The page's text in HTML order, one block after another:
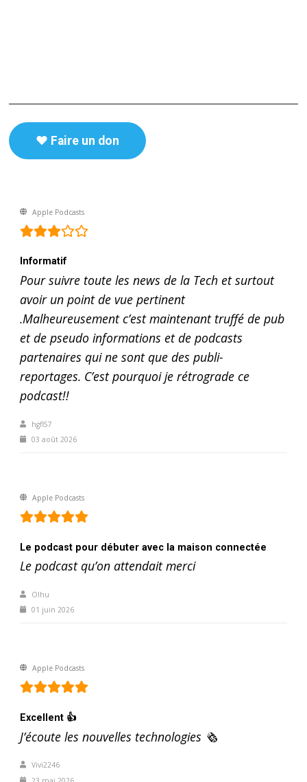
♥️ Faire un don
Apple Podcasts
Informatif
Pour suivre toute les news de la Tech et surtout
avoir un point de vue pertinent
.Malheureusement c’est maintenant truffé de pub
et de pseudo informations et de podcasts
partenaires qui ne sont que des publi-
reportages. C’est pourquoi je rétrograde ce
podcast!!
hgfl57
03 août 2026
Apple Podcasts
Le podcast pour débuter avec la maison connectée
Le podcast qu’on attendait merci
Olhu
01 juin 2026
Apple Podcasts
Excellent 👍
J’écoute les nouvelles technologies 🗞️
Vivi2246